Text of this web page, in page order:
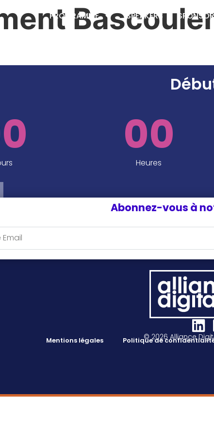
PROGRAMME SPEAKERS
EDITION
00
Heures
Abonnez-vous à
© 2026 Alliance
Mentions légales Politique de